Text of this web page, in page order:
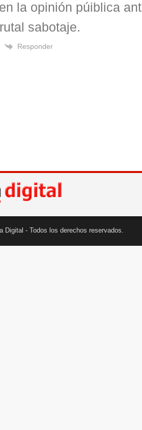
la opinión púiblica
sabotaje.
Responder
Digital - Todos los derechos reservados.